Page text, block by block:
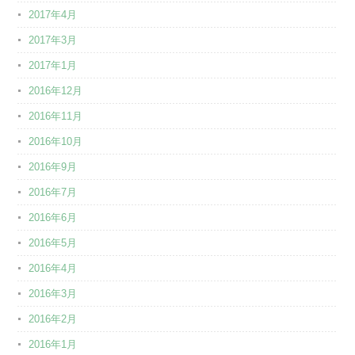
2017年4月
2017年3月
2017年1月
2016年12月
2016年11月
2016年10月
2016年9月
2016年7月
2016年6月
2016年5月
2016年4月
2016年3月
2016年2月
2016年1月